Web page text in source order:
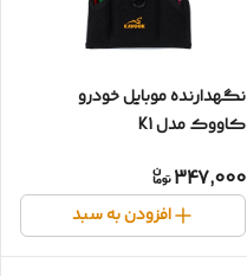
نگهدارنده موبایل خودرو
کاووک مدل K1
347,000
افزودن به سبد